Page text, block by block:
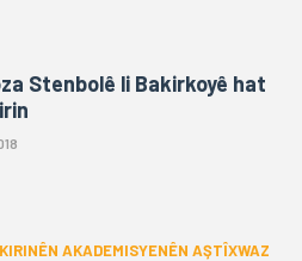
Stenbolê li Bakirkoyê hat
AKADEMISYENÊN AŞTÎXWAZ